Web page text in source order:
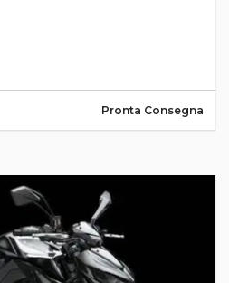
Pronta Consegna